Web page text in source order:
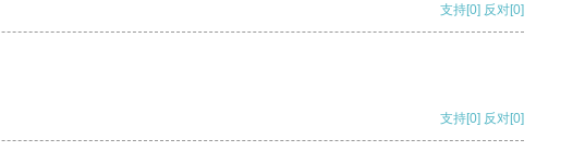
支持[0] 反对[0]
支持[0] 反对[0]